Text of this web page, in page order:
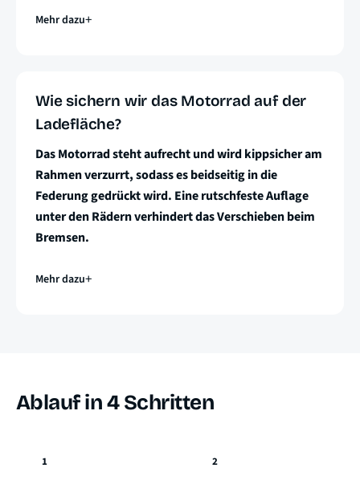
Mehr dazu
Wie sichern wir das Motorrad auf der
Ladefläche?
Das Motorrad steht aufrecht und wird kippsicher am
Rahmen verzurrt, sodass es beidseitig in die
Federung gedrückt wird. Eine rutschfeste Auflage
unter den Rädern verhindert das Verschieben beim
Bremsen.
Mehr dazu
Ablauf in 4 Schritten
1 2